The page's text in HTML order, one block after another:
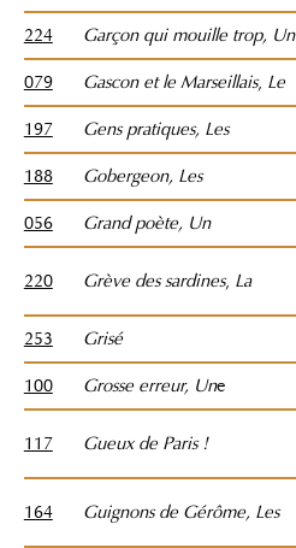
224 Garçon qui mouille trop, Un
079 Gascon et le Marseillais, Le
197 Gens pratiques, Les
188 Gobergeon, Les
056 Grand poète, Un
220 Grève des sardines, La
253 Grisé
100 Grosse erreur, Une
117 Gueux de Paris !
164 Guignons de Gérôme, Les